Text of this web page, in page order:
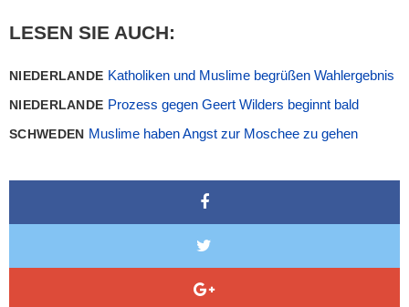
LESEN SIE AUCH:
NIEDERLANDE Katholiken und Muslime begrüßen Wahlergebnis
NIEDERLANDE Prozess gegen Geert Wilders beginnt bald
SCHWEDEN Muslime haben Angst zur Moschee zu gehen